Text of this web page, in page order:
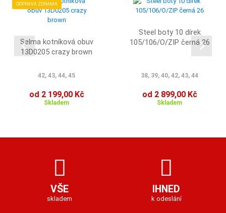
DOPRAVA ZDRAMA
Selma kotníková obuv
13D0205 crazy brown
42, 43, 44, 45
od 2 199,00 Kč
Skladem
Steel boty 10 dírek
105/106/O/ZIP černá 26
38, 39, 40, 42, 43, 44
od 2 899,00 Kč
Skladem
VŠE
skladem
IHNED
k odeslání